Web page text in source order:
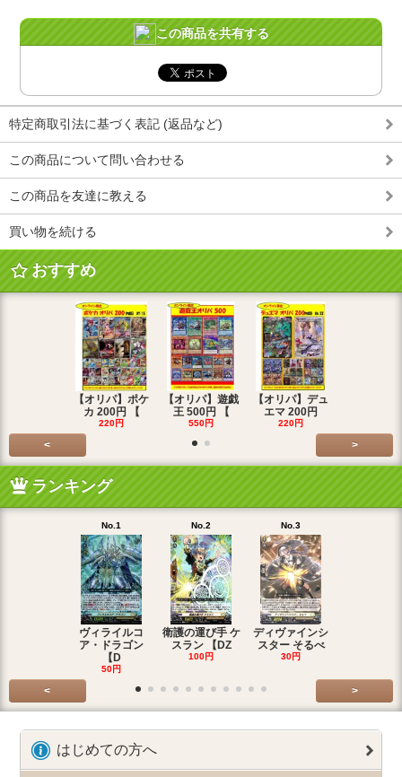
この商品を共有する
特定商取引法に基づく表記 (返品など)
この商品について問い合わせる
この商品を友達に教える
買い物を続ける
おすすめ
【オリパ】ポケ
カ 200円 【
220円
【オリパ】遊戯
王 500円 【
550円
【オリパ】デュ
エマ 200円
220円
< >
ランキング
No.1
ヴィライルコ
ア・ドラゴン
【D
50円
No.2
衛護の運び手 ケ
スラン 【DZ
100円
No.3
ディヴァインシ
スター そるべ
30円
< >
はじめての方へ